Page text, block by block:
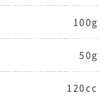
100g
50g
120cc